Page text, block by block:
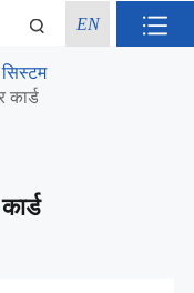
EN
कार्ड